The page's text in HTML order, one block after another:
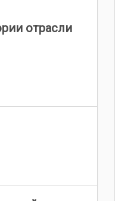
отрасли